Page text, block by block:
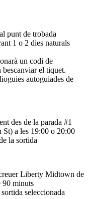
punt de trobada
1 o 2 dies naturals
un codi de
bescanviar el tiquet.
autoguiades de
des de la parada #1
a les 19:00 o 20:00
la sortida
Liberty Midtown de
90 minuts
seleccionada